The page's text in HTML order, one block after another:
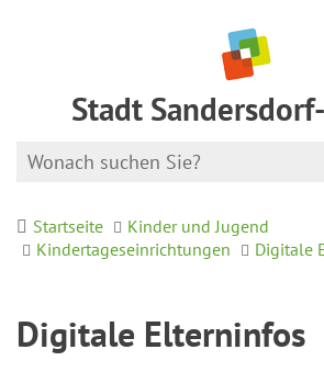
Stadt
Startseite
Kinder und Jugend
Kindertageseinrichtungen
Digitale
Digitale Elterninfos